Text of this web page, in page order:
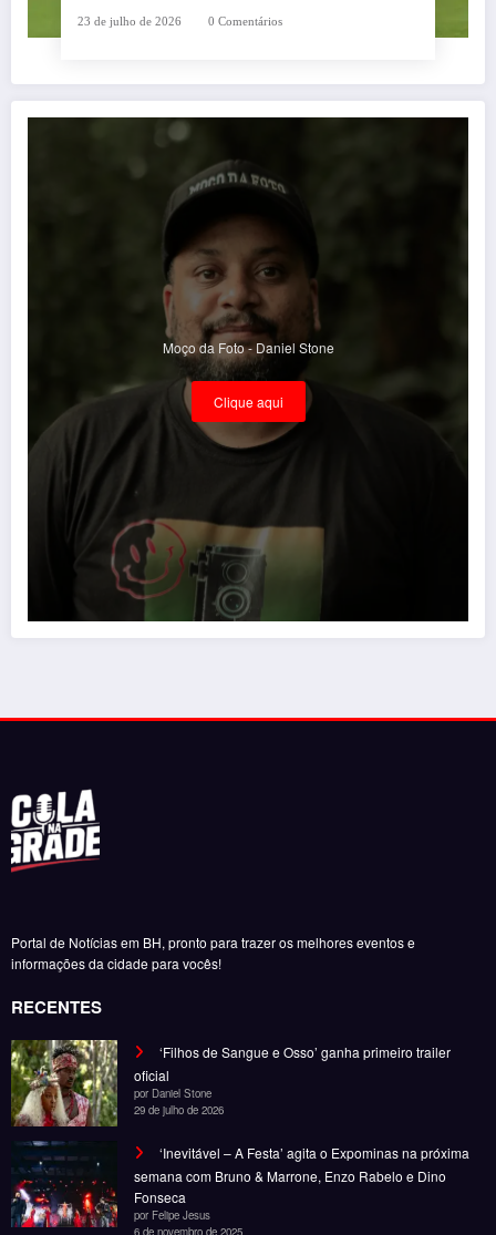
23 de julho de 2026 0 Comentários
Moço da Foto - Daniel Stone
Clique aqui
Portal de Notícias em BH, pronto para trazer os melhores eventos e
informações da cidade para vocês!
RECENTES
‘Filhos de Sangue e Osso’ ganha primeiro trailer
oficial
por Daniel Stone
29 de julho de 2026
‘Inevitável – A Festa’ agita o Expominas na próxima
semana com Bruno & Marrone, Enzo Rabelo e Dino
Fonseca
por Felipe Jesus
6 de novembro de 2025